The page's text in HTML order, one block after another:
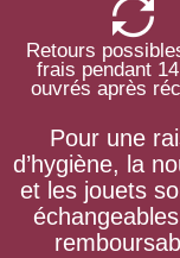
Retours
frais pendant
ouvrés après
Pour une
d’hygiène, la
et les jouets